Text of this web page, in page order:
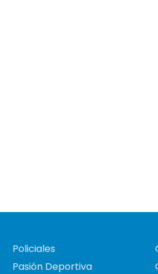
Policiales
Pasión Deportiva